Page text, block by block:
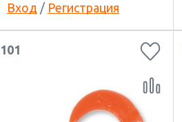
Вход / Регистрация
101